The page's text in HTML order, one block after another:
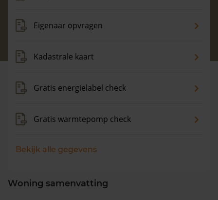
Eigenaar opvragen
Kadastrale kaart
Gratis energielabel check
Gratis warmtepomp check
Bekijk alle gegevens
Woning samenvatting